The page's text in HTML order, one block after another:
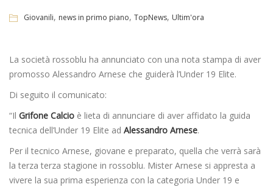
Giovanili, news in primo piano, TopNews, Ultim'ora
La società rossoblu ha annunciato con una nota stampa di aver
promosso Alessandro Arnese che guiderà l’Under 19 Elite.
Di seguito il comunicato:
“Il Grifone Calcio è lieta di annunciare di aver affidato la guida
tecnica dell’Under 19 Elite ad Alessandro Arnese.
Per il tecnico Arnese, giovane e preparato, quella che verrà sarà
la terza terza stagione in rossoblu. Mister Arnese si appresta a
vivere la sua prima esperienza con la categoria Under 19 e